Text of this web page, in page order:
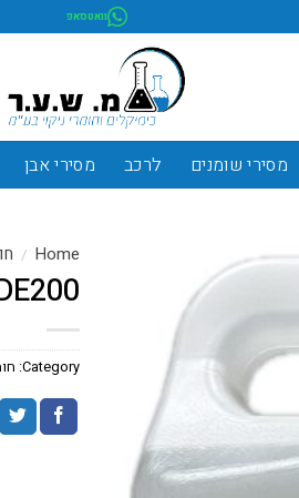
וואטסאפ
מסירי שומנים לרכב מסירי אבן
Home
/
Category: